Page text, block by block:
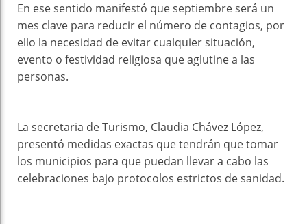
En ese sentido manifestó que septiembre será un
mes clave para reducir el número de contagios, por
ello la necesidad de evitar cualquier situación,
evento o festividad religiosa que aglutine a las
personas.
La secretaria de Turismo, Claudia Chávez López,
presentó medidas exactas que tendrán que tomar
los municipios para que puedan llevar a cabo las
celebraciones bajo protocolos estrictos de sanidad.